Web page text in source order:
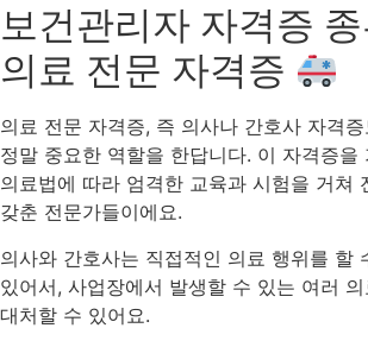
보건관리자 자격증
의료 전문 자격증
의료 전문 자격증, 즉 의사나 간호사 자격
정말 중요한 역할을 한답니다. 이 자격증을
의료법에 따라 엄격한 교육과 시험을 거쳐
갖춘 전문가들이에요.
의사와 간호사는 직접적인 의료 행위를 할
있어서, 사업장에서 발생할 수 있는 여러
대처할 수 있어요.